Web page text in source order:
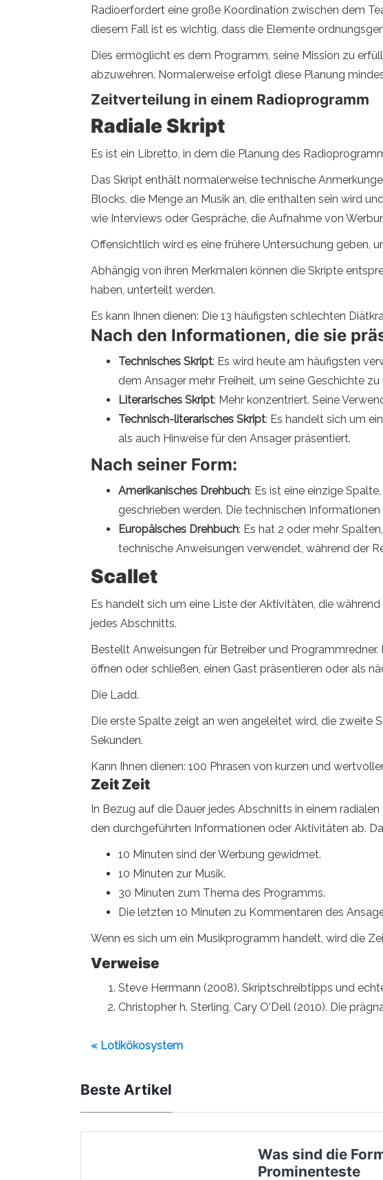
Radioerfordert eine große Koordination zwischen dem
diesem Fall ist es wichtig, dass die Elemente
Dies ermöglicht es dem Programm, seine Mission zu
abzuwehren. Normalerweise erfolgt diese Planung
Zeitverteilung in einem Radioprogramm
Radiale Skript
Es ist ein Libretto, in dem die Planung des
Das Skript enthält normalerweise technische
Blocks, die Menge an Musik an, die enthalten sein wird
wie Interviews oder Gespräche, die Aufnahme von
Offensichtlich wird es eine frühere Untersuchung geben,
Abhängig von ihren Merkmalen können die Skripte
haben, unterteilt werden.
Es kann Ihnen dienen: Die 13 häufigsten schlechten
Nach den Informationen, die sie
Technisches Skript: Es wird heute am häufigsten
dem Ansager mehr Freiheit, um seine Geschichte
Literarisches Skript: Mehr konzentriert. Seine
Technisch-literarisches Skript: Es handelt sich um
als auch Hinweise für den Ansager präsentiert.
Nach seiner Form:
Amerikanisches Drehbuch: Es ist eine einzige
geschrieben werden. Die technischen
Europäisches Drehbuch: Es hat 2 oder mehr
technische Anweisungen verwendet, während der
Scallet
Es handelt sich um eine Liste der Aktivitäten, die
jedes Abschnitts.
Bestellt Anweisungen für Betreiber und
öffnen oder schließen, einen Gast präsentieren oder als
Die Ladd.
Die erste Spalte zeigt an wen angeleitet wird, die zweite
Sekunden.
Kann Ihnen dienen: 100 Phrasen von kurzen und
Zeit Zeit
In Bezug auf die Dauer jedes Abschnitts in einem
den durchgeführten Informationen oder Aktivitäten ab.
10 Minuten sind der Werbung gewidmet.
10 Minuten zur Musik.
30 Minuten zum Thema des Programms.
Die letzten 10 Minuten zu Kommentaren des
Wenn es sich um ein Musikprogramm handelt, wird die
Verweise
Steve Herrmann (2008). Skriptschreibtipps und
Christopher h. Sterling, Cary O'Dell (2010). Die
« Lotikökosystem
Beste Artikel
Was sind die
Prominenteste